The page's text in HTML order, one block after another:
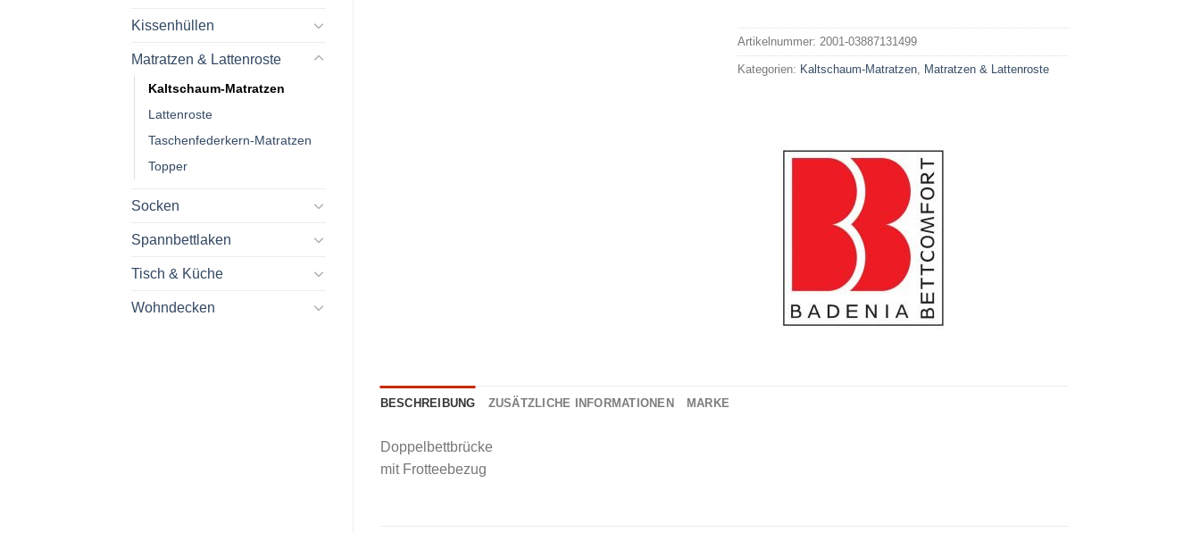
Kissenhüllen
Matratzen & Lattenroste
Kaltschaum-Matratzen
Lattenroste
Taschenfederkern-Matratzen
Topper
Socken
Spannbettlaken
Tisch & Küche
Wohndecken
Artikelnummer: 2001-03887131499
Kategorien: Kaltschaum-Matratzen Matratzen & Lattenroste
BESCHREIBUNG ZUSÄTZLICHE INFORMATIONEN MARKE
Doppelbettbrücke
mit Frotteebezug